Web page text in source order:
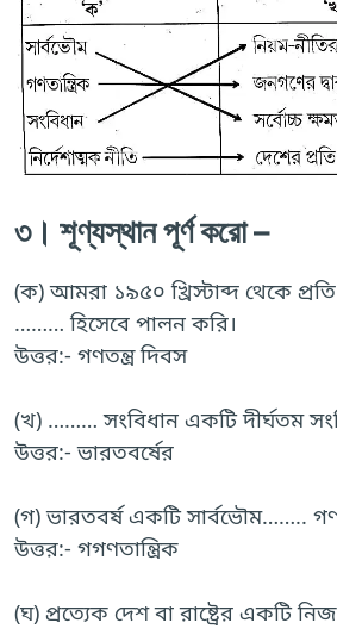
৩। শূণ্যস্থান পূর্ণ করো –
(ক) আমরা ১৯৫০ খ্রিস্টাব্দ থেকে
……… হিসেবে পালন করি।
উত্তর:- গণতন্ত্র দিবস
(খ) ……… সংবিধান একটি দীর্ঘতম
উত্তর:- ভারতবর্ষের
(গ) ভারতবর্ষ একটি সার্বভৌম……..
উত্তর:- গগণতান্ত্রিক
(ঘ) প্রত্যেক দেশ বা রাষ্ট্রের একটি